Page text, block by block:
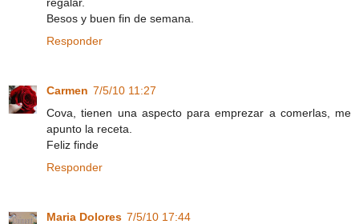
Besos y buen fin de semana.
Responder
Carmen 7/5/10 11:27
Cova, tienen una aspecto para emprezar a comerlas, me
apunto la receta.
Feliz finde
Responder
Maria Dolores 7/5/10 17:44